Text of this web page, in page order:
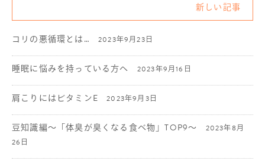
新しい記事
コリの悪循環とは… 2023年9月23日
睡眠に悩みを持っている方へ 2023年9月16日
肩こりにはビタミンE 2023年9月3日
豆知識編〜「体臭が臭くなる食べ物」TOP9〜
2023年8月
26日